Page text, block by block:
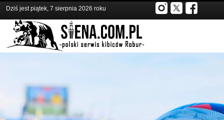
Dziś jest piątek, 7 sierpnia 2026 roku